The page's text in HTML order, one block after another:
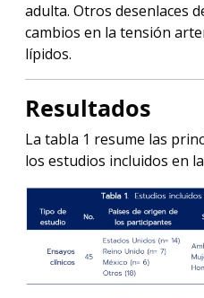
adulta. Otros desenlaces
cambios en la tensión
lípidos.
Resultados
La tabla 1 resume las
los estudios incluidos en la